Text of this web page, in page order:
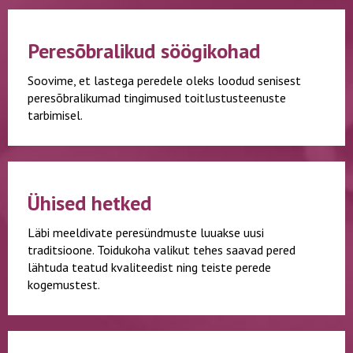
Peresõbralikud söögikohad
Soovime, et lastega peredele oleks loodud senisest
peresõbralikumad tingimused toitlustusteenuste
tarbimisel.
Ühised hetked
Läbi meeldivate peresündmuste luuakse uusi
traditsioone. Toidukoha valikut tehes saavad pered
lähtuda teatud kvaliteedist ning teiste perede
kogemustest.